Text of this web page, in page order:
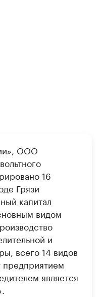
ООО
16
Грязи
капитал
видом
и
всего 14 видов
предприятием
является